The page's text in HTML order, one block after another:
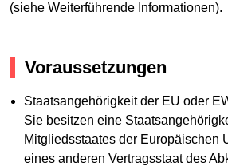
(siehe Weiterführende Informationen).
Voraussetzungen
Staatsangehörigkeit der EU oder
Sie besitzen eine
Mitgliedsstaates der Europäischen
eines anderen Vertragsstaat des